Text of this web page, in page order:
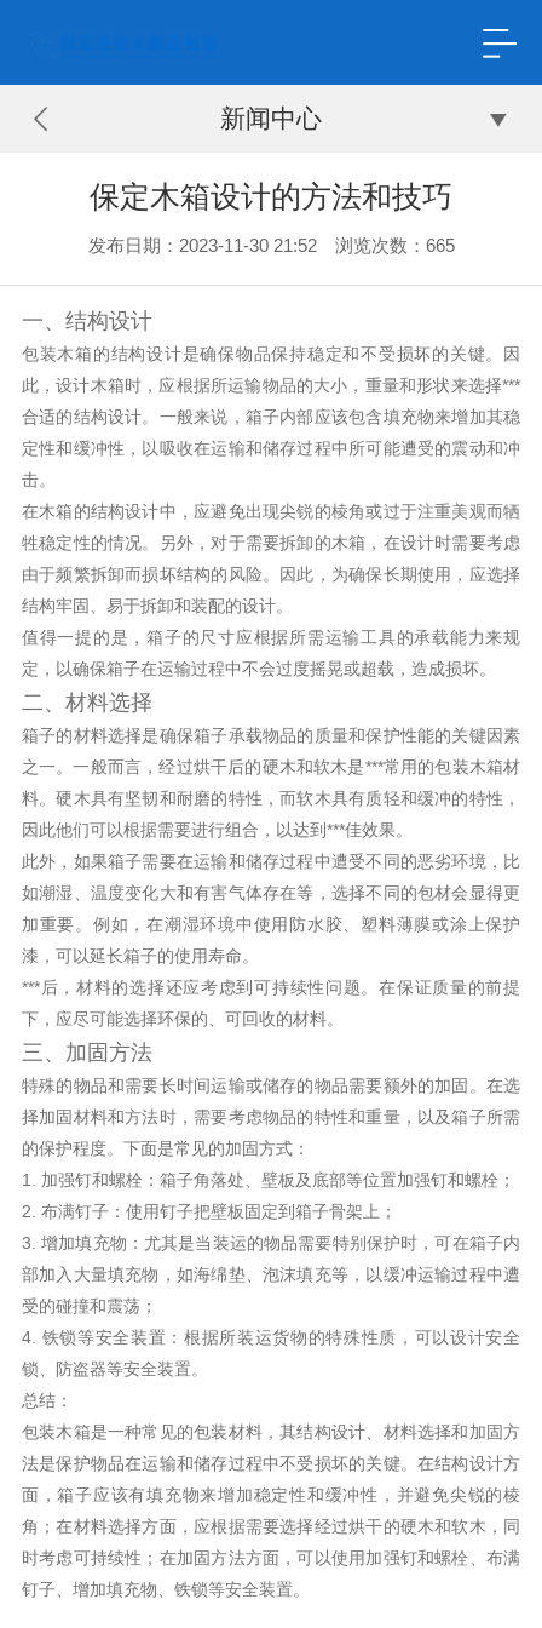
新闻中心
保定木箱设计的方法和技巧
发布日期：2023-11-30 21:52 浏览次数： 665
一、结构设计
包装木箱的结构设计是确保物品保持稳定和不受损坏的关键。因
此，设计木箱时，应根据所运输物品的大小，重量和形状来选择***
合适的结构设计。一般来说，箱子内部应该包含填充物来增加其稳
定性和缓冲性，以吸收在运输和储存过程中所可能遭受的震动和冲
击。
在木箱的结构设计中，应避免出现尖锐的棱角或过于注重美观而牺
牲稳定性的情况。另外，对于需要拆卸的木箱，在设计时需要考虑
由于频繁拆卸而损坏结构的风险。因此，为确保长期使用，应选择
结构牢固、易于拆卸和装配的设计。
值得一提的是，箱子的尺寸应根据所需运输工具的承载能力来规
定，以确保箱子在运输过程中不会过度摇晃或超载，造成损坏。
二、材料选择
箱子的材料选择是确保箱子承载物品的质量和保护性能的关键因素
之一。一般而言，经过烘干后的硬木和软木是***常用的包装木箱材
料。硬木具有坚韧和耐磨的特性，而软木具有质轻和缓冲的特性，
因此他们可以根据需要进行组合，以达到***佳效果。
此外，如果箱子需要在运输和储存过程中遭受不同的恶劣环境，比
如潮湿、温度变化大和有害气体存在等，选择不同的包材会显得更
加重要。例如，在潮湿环境中使用防水胶、塑料薄膜或涂上保护
漆，可以延长箱子的使用寿命。
***后，材料的选择还应考虑到可持续性问题。在保证质量的前提
下，应尽可能选择环保的、可回收的材料。
三、加固方法
特殊的物品和需要长时间运输或储存的物品需要额外的加固。在选
择加固材料和方法时，需要考虑物品的特性和重量，以及箱子所需
的保护程度。下面是常见的加固方式：
1. 加强钉和螺栓：箱子角落处、壁板及底部等位置加强钉和螺栓；
2. 布满钉子：使用钉子把壁板固定到箱子骨架上；
3. 增加填充物：尤其是当装运的物品需要特别保护时，可在箱子内
部加入大量填充物，如海绵垫、泡沫填充等，以缓冲运输过程中遭
受的碰撞和震荡；
4. 铁锁等安全装置：根据所装运货物的特殊性质，可以设计安全
锁、防盗器等安全装置。
总结：
包装木箱是一种常见的包装材料，其结构设计、材料选择和加固方
法是保护物品在运输和储存过程中不受损坏的关键。在结构设计方
面，箱子应该有填充物来增加稳定性和缓冲性，并避免尖锐的棱
角；在材料选择方面，应根据需要选择经过烘干的硬木和软木，同
时考虑可持续性；在加固方法方面，可以使用加强钉和螺栓、布满
钉子、增加填充物、铁锁等安全装置。